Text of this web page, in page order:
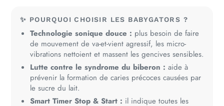
✨ POURQUOI CHOISIR LES BABYGATORS ?
Technologie sonique douce : plus besoin de faire
de mouvement de va-et-vient agressif, les micro-
vibrations nettoient et massent les gencives sensibles.
Lutte contre le syndrome du biberon : aide à
prévenir la formation de caries précoces causées par
le sucre du lait.
Smart Timer Stop & Start : il indique toutes les